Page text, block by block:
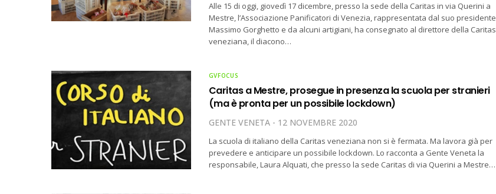
Alle 15 di oggi, giovedì 17 dicembre, presso la sede della Caritas in via Querini a
Mestre, l’Associazione Panificatori di Venezia, rappresentata dal suo presidente
Massimo Gorghetto e da alcuni artigiani, ha consegnato al direttore della Caritas
veneziana, il diacono…
GVFOCUS
Caritas a Mestre, prosegue in presenza la scuola per stranieri
(ma è pronta per un possibile lockdown)
GENTE VENETA 12 NOVEMBRE 2020
La scuola di italiano della Caritas veneziana non si è fermata. Ma lavora già per
prevedere e anticipare un possibile lockdown. Lo racconta a Gente Veneta la
responsabile, Laura Alquati, che presso la sede Caritas di via Querini a Mestre…